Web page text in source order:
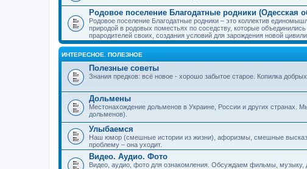
Родовое поселение Благодатные родники (Одесская
Родовое поселение Благодатные родники – это коллектив
природой в родовых поместьях по соседству, которые
прародителей своих, создания условий для зарождения новой
ИНТЕРЕСНОЕ. ПОЛЕЗНОЕ
Полезные советы
Знания предков: всё новое - хорошо забытое старое. Копилка
Дольмены
Местонахождение дольменов в Украине, России и других странах.
дольменов).
Улыбаемся
Наш юмор (смешные истории из жизни), афоризмы, смешные
проблему – она уходит.
Видео. Аудио. Фото
Видео, аудио, фото для ознакомления. Обсуждаем фильмы, музыку,